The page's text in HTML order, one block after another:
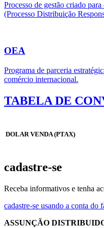
Processo de gestão criado
(Processo Distribuição
OEA
Programa de parceria
comércio internacional.
TABELA DE
DOLAR VENDA (PTAX)
cadastre-se
Receba informativos e tenha
cadastre-se usando a conta do
ASSUNÇÃO